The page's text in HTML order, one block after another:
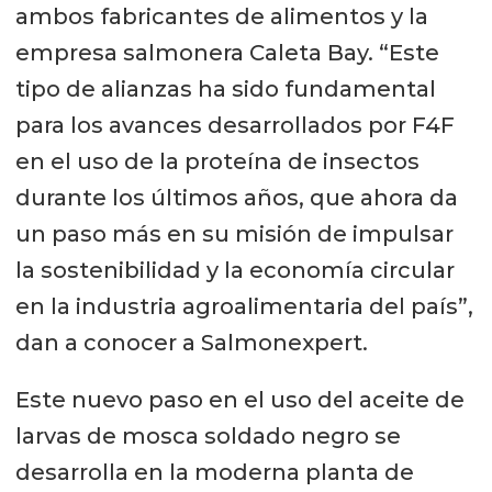
ambos fabricantes de alimentos y la
empresa salmonera Caleta Bay. “Este
tipo de alianzas ha sido fundamental
para los avances desarrollados por F4F
en el uso de la proteína de insectos
durante los últimos años, que ahora da
un paso más en su misión de impulsar
la sostenibilidad y la economía circular
en la industria agroalimentaria del país”,
dan a conocer a Salmonexpert.
Este nuevo paso en el uso del aceite de
larvas de mosca soldado negro se
desarrolla en la moderna planta de